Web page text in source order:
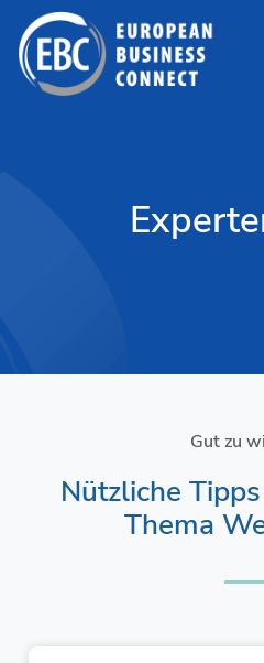
Inhalt
springen
Gut zu
Nützliche
Thema